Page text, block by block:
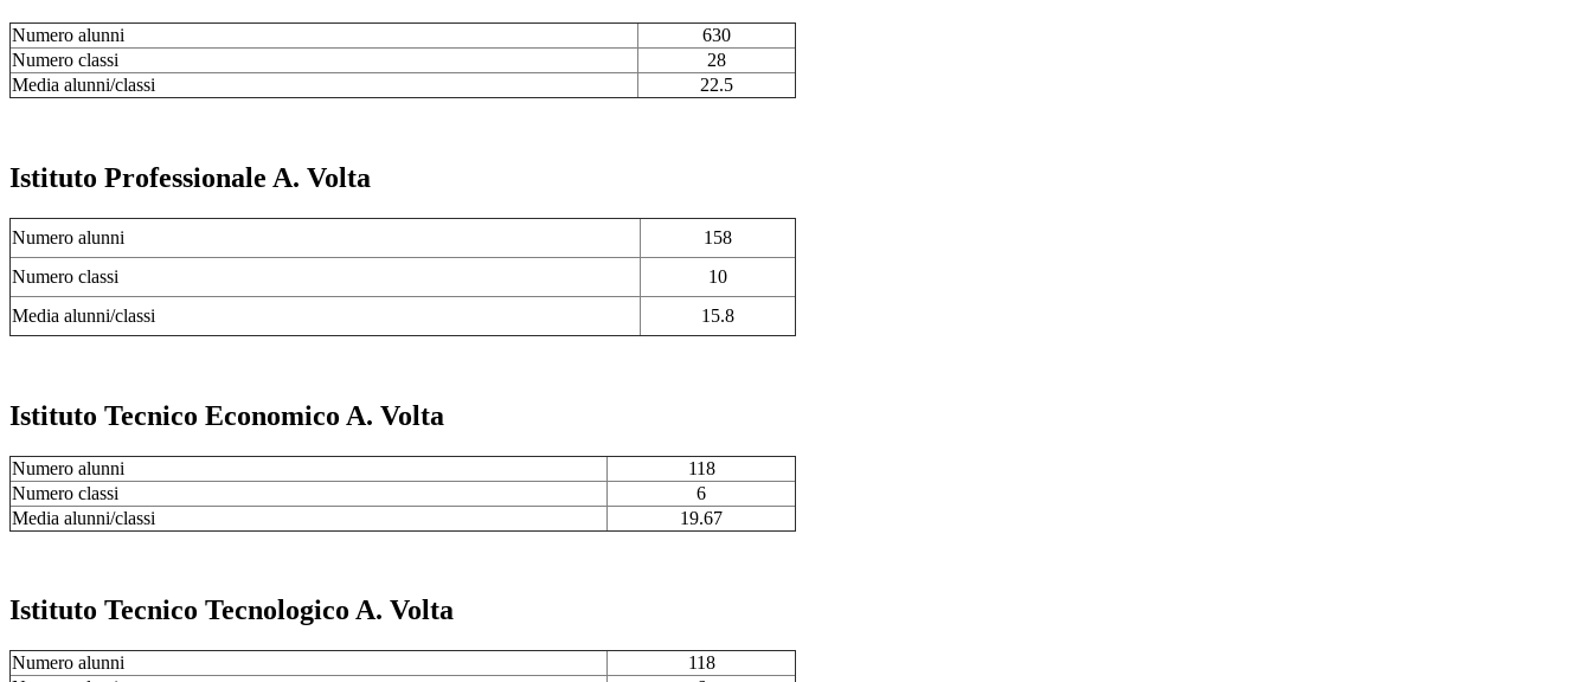
Numero alunni
630
Numero classi
28
Media alunni/classi
22.5
Istituto Professionale A. Volta
Numero alunni
158
Numero classi
10
Media alunni/classi
15.8
Istituto Tecnico Economico A. Volta
Numero alunni
118
Numero classi
6
Media alunni/classi
19.67
Istituto Tecnico Tecnologico A. Volta
Numero alunni
118